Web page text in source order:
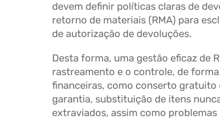
devem definir políticas claras de
retorno de materiais (RMA) para
de autorização de devoluções.
Desta forma, uma gestão eficaz de
rastreamento e o controle, de
financeiras, como conserto gratuito
garantia, substituição de itens
extraviados, assim como problemas